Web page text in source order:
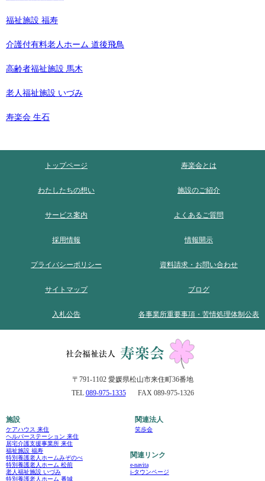
福祉施設 福寿
介護付有料老人ホーム 道後飛鳥
高齢者福祉施設 馬木
老人福祉施設 いづみ
寿楽会 生石
トップページ 寿楽会とは
わたしたちの想い 施設のご紹介
サービス案内 よくあるご質問
採用情報 情報開示
プライバシーポリシー 資料請求・お問い合わせ
サイトマップ ブログ
入札公告 各事業所重要事項・苦情処理体制公表
〒791-1102 愛媛県松山市来住町36番地
TEL 089-975-1335 FAX 089-975-1326
施設
ケアハウス 来住
ヘルパーステーション 来住
居宅介護支援事業所 来住
福祉施設 福寿
特別養護老人ホームみぞのべ
特別養護老人ホーム 松前
老人福祉施設 いづみ
特別養護老人ホーム 番城
関連法人
笑歩会
関連リンク
e-navita
i-タウンページ